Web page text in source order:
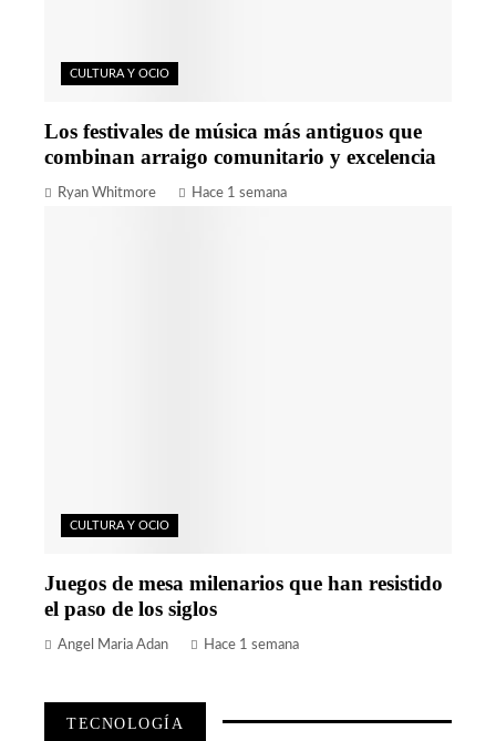
CULTURA Y OCIO
Los festivales de música más antiguos que
combinan arraigo comunitario y excelencia
Ryan Whitmore Hace 1 semana
CULTURA Y OCIO
Juegos de mesa milenarios que han resistido
el paso de los siglos
Angel Maria Adan Hace 1 semana
TECNOLOGÍA